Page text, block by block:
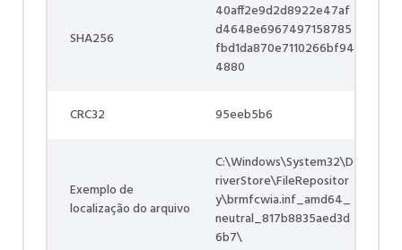
SHA256
40aff2e9d2d8922e47af
d4648e6967497158785
fbd1da870e7110266bf94
4880
CRC32 95eeb5b6
Exemplo de
localização do arquivo
C:\Windows\System32\D
riverStore\FileRepositor
y\brmfcwia.inf_amd64_
neutral_817b8835aed3d
6b7\